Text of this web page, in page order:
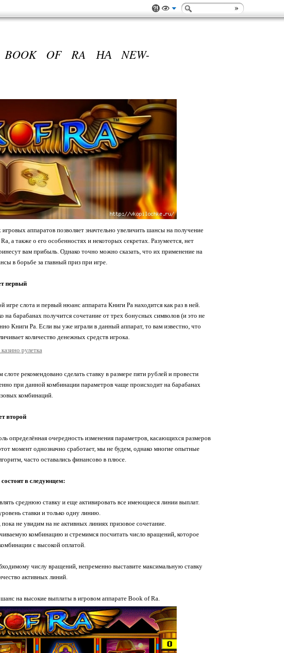
OF RA НА NEW-
аппаратов позволяет значтельно увеличить шансы на получение
а также о его особенностях и некоторых секретах. Разумеется, нет
вам прибыль. Однако точно можно сказать, что их применение на
в борьбе за главный приз при игре.
первый
слота и первый нюанс аппарата Книги Ра находится как раз в ней.
на барабанах получится сочетание от трех бонусных символов (и это не
Книги Ра. Если вы уже играли в данный аппарат, то вам известно, что
количество денежных средств игрока.
рекомендовано сделать ставку в размере пяти рублей и провести
при данной комбинации параметров чаще происходит на барабанах
комбинаций.
второй
определённая очередность изменения параметров, касающихся размеров
момент однозначно сработает, мы не будем, однако многие опытные
часто оставались финансово в плюсе.
в следующем:
среднюю ставку и еще активировать все имеющиеся линии выплат.
ставки и только одну линию.
не увидим на не активных линиях призовое сочетание.
комбинацию и стремимся посчитать число вращений, которое
с высокой оплатой.
числу вращений, непременно выставите максимальную ставку
активных линий.
на высокие выплаты в игровом аппарате Book of Ra.